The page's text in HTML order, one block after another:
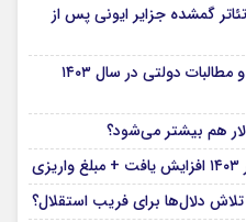
گمشده جزایر ایونی پس از
۱۸۷ هزار میلیارد تومان مالیات و مطالبات دولتی در سال ۱۴۰۳
دلال‌ها برای فریب استقلال؟